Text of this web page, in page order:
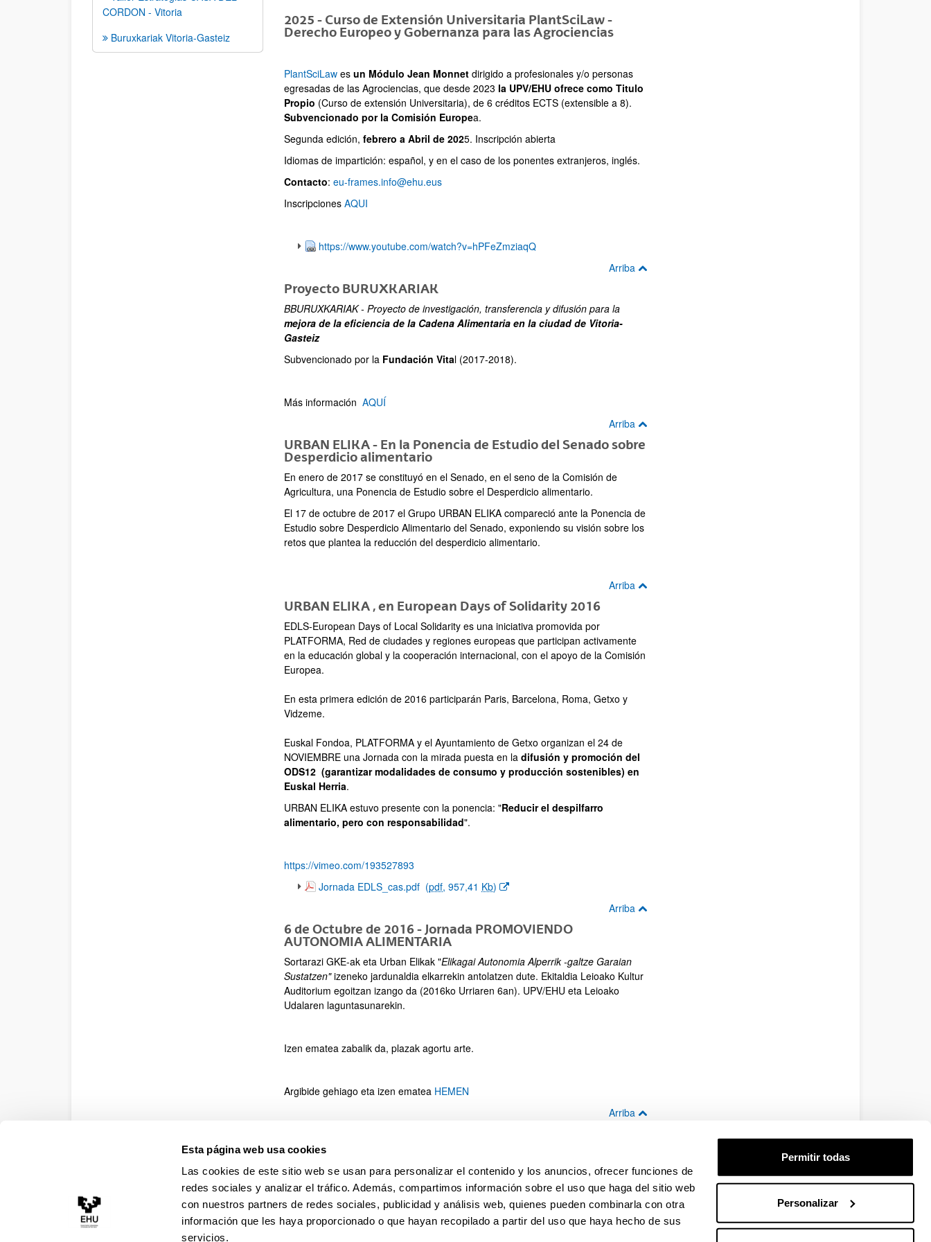
Esta página web usa cookies
Las cookies de este sitio web se usan para personalizar el contenido y los anuncios, ofrecer funciones de
redes sociales y analizar el tráfico. Además, compartimos información sobre el uso que haga del sitio web
con nuestros partners de redes sociales, publicidad y análisis web, quienes pueden combinarla con otra
información que les haya proporcionado o que hayan recopilado a partir del uso que haya hecho de sus
servicios.
Permitir todas
Personalizar
CORDON - Vitoria
Buruxkariak Vitoria-Gasteiz
2025 - Curso de Extensión Universitaria PlantSciLaw -
Derecho Europeo y Gobernanza para las Agrociencias
PlantSciLaw es un Módulo Jean Monnet dirigido a profesionales y/o personas
egresadas de las Agrociencias, que desde 2023 la UPV/EHU ofrece como Titulo
Propio (Curso de extensión Universitaria), de 6 créditos ECTS (extensible a 8).
Subvencionado por la Comisión Europea.
Segunda edición, febrero a Abril de 2025. Inscripción abierta
Idiomas de impartición: español, y en el caso de los ponentes extranjeros, inglés.
Contacto: eu-frames.info@ehu.eus
Inscripciones AQUI
https://www.youtube.com/watch?v=hPFeZmziaqQ
Arriba
Proyecto BURUXKARIAK
BBURUXKARIAK - Proyecto de investigación, transferencia y difusión para la
mejora de la eficiencia de la Cadena Alimentaria en la ciudad de Vitoria-
Gasteiz
Subvencionado por la Fundación Vital (2017-2018).
Más información AQUÍ
Arriba
URBAN ELIKA - En la Ponencia de Estudio del Senado sobre
Desperdicio alimentario
En enero de 2017 se constituyó en el Senado, en el seno de la Comisión de
Agricultura, una Ponencia de Estudio sobre el Desperdicio alimentario.
El 17 de octubre de 2017 el Grupo URBAN ELIKA compareció ante la Ponencia de
Estudio sobre Desperdicio Alimentario del Senado, exponiendo su visión sobre los
retos que plantea la reducción del desperdicio alimentario.
Arriba
URBAN ELIKA , en European Days of Solidarity 2016
EDLS-European Days of Local Solidarity es una iniciativa promovida por
PLATFORMA, Red de ciudades y regiones europeas que participan activamente
en la educación global y la cooperación internacional, con el apoyo de la Comisión
Europea.
En esta primera edición de 2016 participarán Paris, Barcelona, Roma, Getxo y
Vidzeme.
Euskal Fondoa, PLATFORMA y el Ayuntamiento de Getxo organizan el 24 de
NOVIEMBRE una Jornada con la mirada puesta en la difusión y promoción del
ODS12 (garantizar modalidades de consumo y producción sostenibles) en
Euskal Herria.
URBAN ELIKA estuvo presente con la ponencia: "Reducir el despilfarro
alimentario, pero con responsabilidad".
https://vimeo.com/193527893
(Abre una nueva ventana)
Jornada EDLS_cas.pdf (pdf, 957,41 Kb)
Arriba
6 de Octubre de 2016 - Jornada PROMOVIENDO
AUTONOMIA ALIMENTARIA
Sortarazi GKE-ak eta Urban Elikak "Elikagai Autonomia Alperrik -galtze Garaian
Sustatzen"izeneko jardunaldia elkarrekin antolatzen dute. Ekitaldia Leioako Kultur
Auditorium egoitzan izango da (2016ko Urriaren 6an). UPV/EHU eta Leioako
Udalaren laguntasunarekin.
Izen ematea zabalik da, plazak agortu arte.
Argibide gehiago eta izen ematea HEMEN
Arriba
Uso ético de los recursos alimentarios
2016eko EKAINAK 26
Arriba